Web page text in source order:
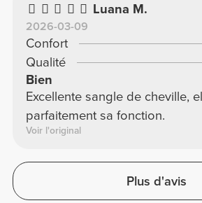
Luana M.
2026-03-09
Confort
Qualité
Bien
Excellente sangle de cheville,
parfaitement sa fonction.
Voir l'original
Plus d'avis